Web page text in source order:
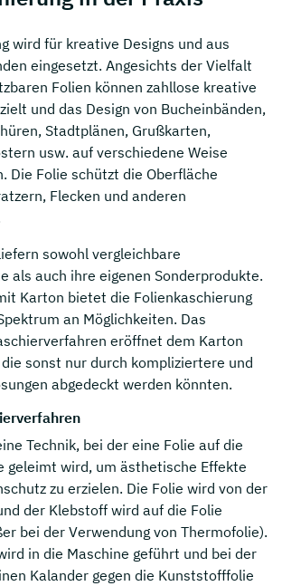
wird für kreative Designs und aus
eingesetzt. Angesichts der Vielfalt
Folien können zahllose kreative
und das Design von Bucheinbänden,
Stadtplänen, Grußkarten,
usw. auf verschiedene Weise
Die Folie schützt die Oberfläche
Flecken und anderen
sowohl vergleichbare
als auch ihre eigenen Sonderprodukte.
Karton bietet die Folienkaschierung
an Möglichkeiten. Das
eröffnet dem Karton
sonst nur durch kompliziertere und
abgedeckt werden könnten.
Technik, bei der eine Folie auf die
geleimt wird, um ästhetische Effekte
zu erzielen. Die Folie wird von der
der Klebstoff wird auf die Folie
bei der Verwendung von Thermofolie).
in die Maschine geführt und bei der
Kalander gegen die Kunststofffolie